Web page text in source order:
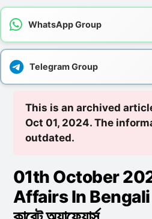
WhatsApp Group
Telegram Group
This is an archived
Oct 01, 2024. The
outdated.
01th October
Affairs In Bengali |